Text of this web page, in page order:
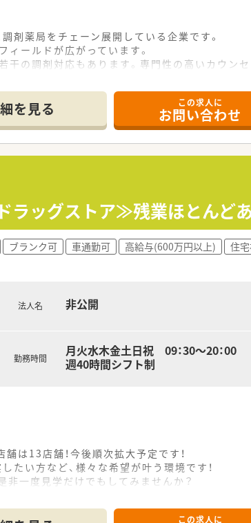
剤薬局をチェーン展開している企業です。
ールドが広がっています。
の調剤対応もあります。専門性の高いカウンセ
を見る この求人に
お問い合わせ
ラッグストア≫残業ほとんど
ブランク可 車通勤可 高給与(600万円以上) 住
法人名 非公開
勤務時間
月火水木金土日祝 09：30～20：00
週40時間シフト制
は13店舗！今後順次拡大予定です！
い方など、様々な希望が叶う環境です！
一度見学だけでもしてみませんか？
この求人に